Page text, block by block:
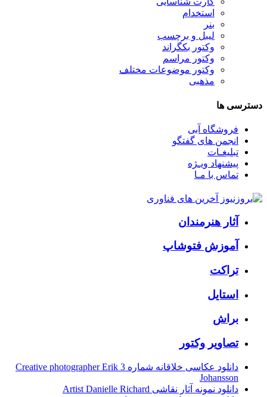
استخدام
بنر
لیبل و برچسب
وکتور بکگراند
وکتور مراسم
وکتور موضوعات مختلف
مذهبی
دسترسی ها
فروشگاه آبی
انجمن های گفتگو
تبلیغـات
پیشنهاد ویـژه
تماس با مـا
آثار هنرمندان
آموزش فتوشاپ
تراکت
استایل
براش
تصاویر وکتور
دانلود عکاسی خلاقانه شماره 3 Creative photographer Erik
Johansson
دانلود نمونه آثار نقاشی Artist Danielle Richard